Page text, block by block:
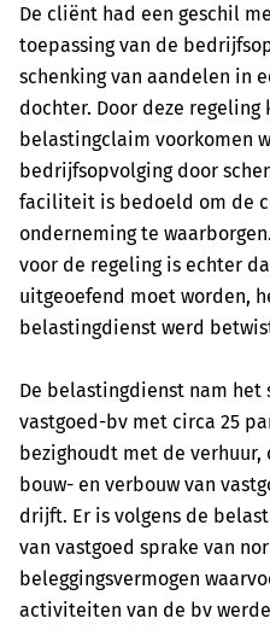
De cliënt had een geschil
toepassing van de
schenking van aandelen in
dochter. Door deze regeling
belastingclaim voorkomen
bedrijfsopvolging door
faciliteit is bedoeld om de
onderneming te
voor de regeling is echter
uitgeoefend moet worden,
belastingdienst werd
De belastingdienst nam
vastgoed-bv met circa 25
bezighoudt met de verhuur,
bouw- en verbouw van
drijft. Er is volgens de
van vastgoed sprake van
beleggingsvermogen
activiteiten van de bv